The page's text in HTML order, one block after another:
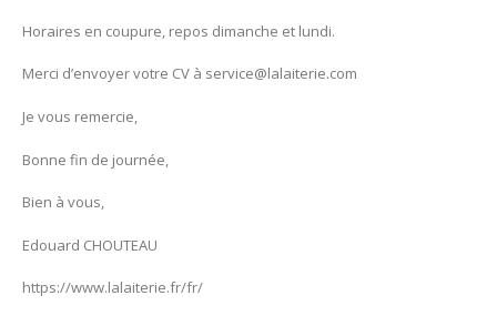
Horaires en coupure, repos dimanche et lundi.
Merci d’envoyer votre CV à service@lalaiterie.com
Je vous remercie,
Bonne fin de journée,
Bien à vous,
Edouard CHOUTEAU
https://www.lalaiterie.fr/fr/